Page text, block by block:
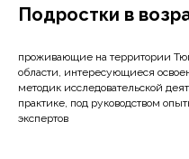
Подростки в
проживающие на территории
области, интересующиеся
методик исследовательской
практике, под руководством
экспертов